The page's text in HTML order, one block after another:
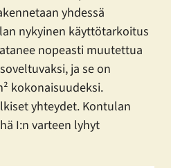
yhdessä
nykyinen käyttötarkoitus
nopeasti muutettua
ja se on
kokonaisuudeksi.
yhteydet. Kontulan
I:n varteen lyhyt